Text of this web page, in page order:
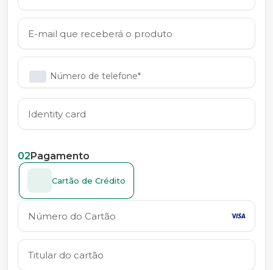
Número de telefone*
02Pagamento
Cartão de Crédito